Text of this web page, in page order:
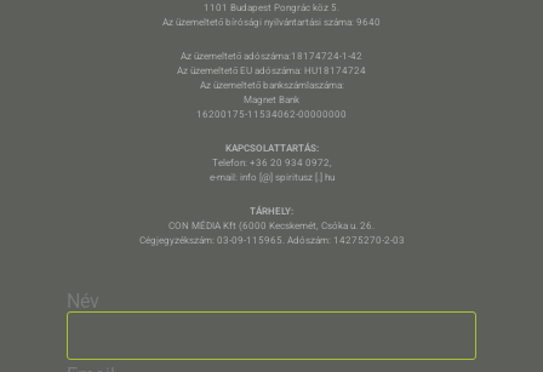
1101 Budapest Pongrác köz 5.
Az üzemeltető bírósági nyilvántartási száma: 9640
Az üzemeltető adószáma:18174724-1-42
Az üzemeltető EU adószáma: HU18174724
Az üzemeltető bankszámlaszáma:
Magnet Bank
16200175-11534062-00000000
KAPCSOLATTARTÁS:
Telefon: +36 20 934 0972,
e-mail: info [@] spiritusz [.] hu
TÁRHELY:
CON MÉDIA Kft (6000 Kecskemét, Csóka u. 26.
Cégjegyzékszám: 03-09-115965. Adószám: 14275270-2-03
Név